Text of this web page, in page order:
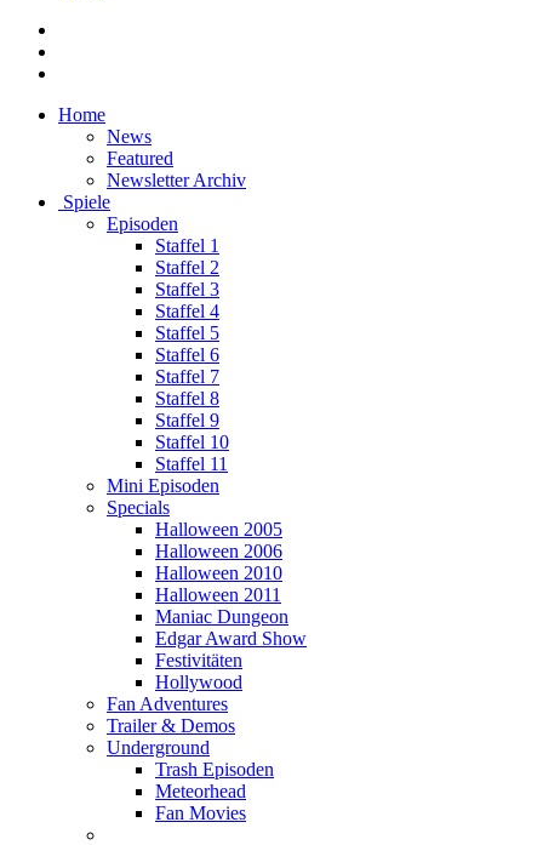
Home
News
Featured
Newsletter Archiv
Spiele
Episoden
Staffel 1
Staffel 2
Staffel 3
Staffel 4
Staffel 5
Staffel 6
Staffel 7
Staffel 8
Staffel 9
Staffel 10
Staffel 11
Mini Episoden
Specials
Halloween 2005
Halloween 2006
Halloween 2010
Halloween 2011
Maniac Dungeon
Edgar Award Show
Festivitäten
Hollywood
Fan Adventures
Trailer & Demos
Underground
Trash Episoden
Meteorhead
Fan Movies